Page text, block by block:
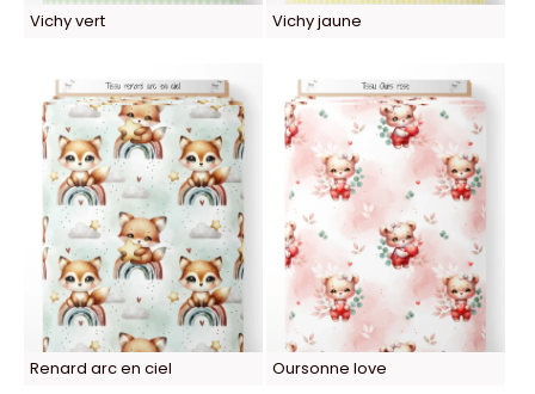
Vichy vert Vichy jaune
Renard arc en ciel Oursonne love